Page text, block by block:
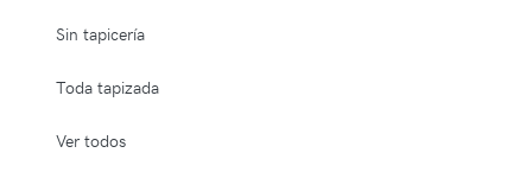
Sin tapicería
Toda tapizada
Ver todos